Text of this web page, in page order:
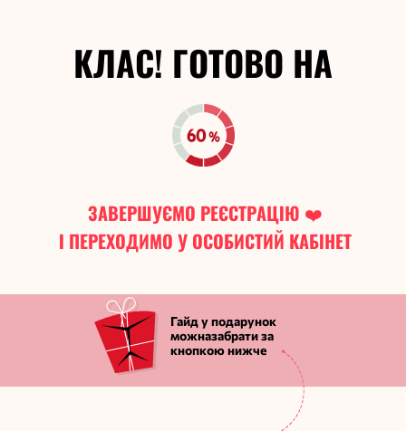
КЛАС! ГОТОВО НА
Гайд у подарунок
можназабрати за
кнопкою нижче
ЗАВЕРШУЄМО РЕЄСТРАЦІЮ ❤️
І ПЕРЕХОДИМО У ОСОБИСТИЙ КАБІНЕТ